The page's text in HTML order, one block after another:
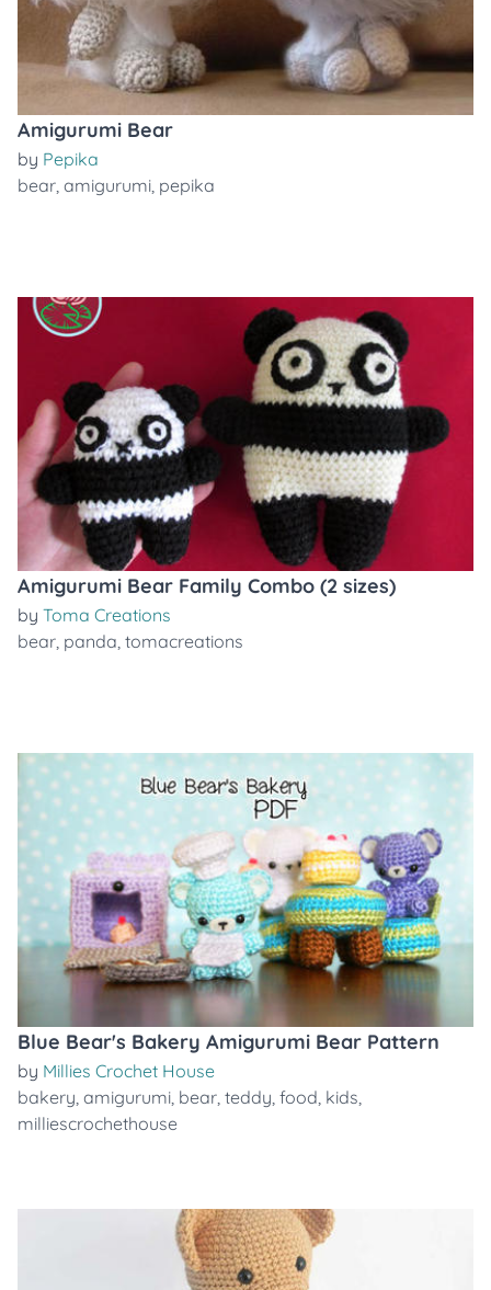
Amigurumi Bear
by Pepika
bear, amigurumi, pepika
Amigurumi Bear Family Combo (2 sizes)
by Toma Creations
bear, panda, tomacreations
Blue Bear's Bakery Amigurumi Bear Pattern
by Millies Crochet House
bakery, amigurumi, bear, teddy, food, kids,
milliescrochethouse